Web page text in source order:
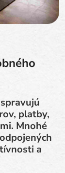
platby,
Mnohé
a